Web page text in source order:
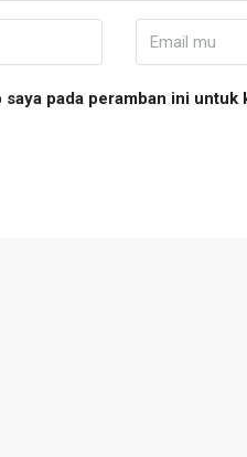
pada peramban ini